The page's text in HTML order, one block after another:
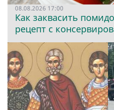
08.08.2026 17:00
Как заквасить
рецепт с